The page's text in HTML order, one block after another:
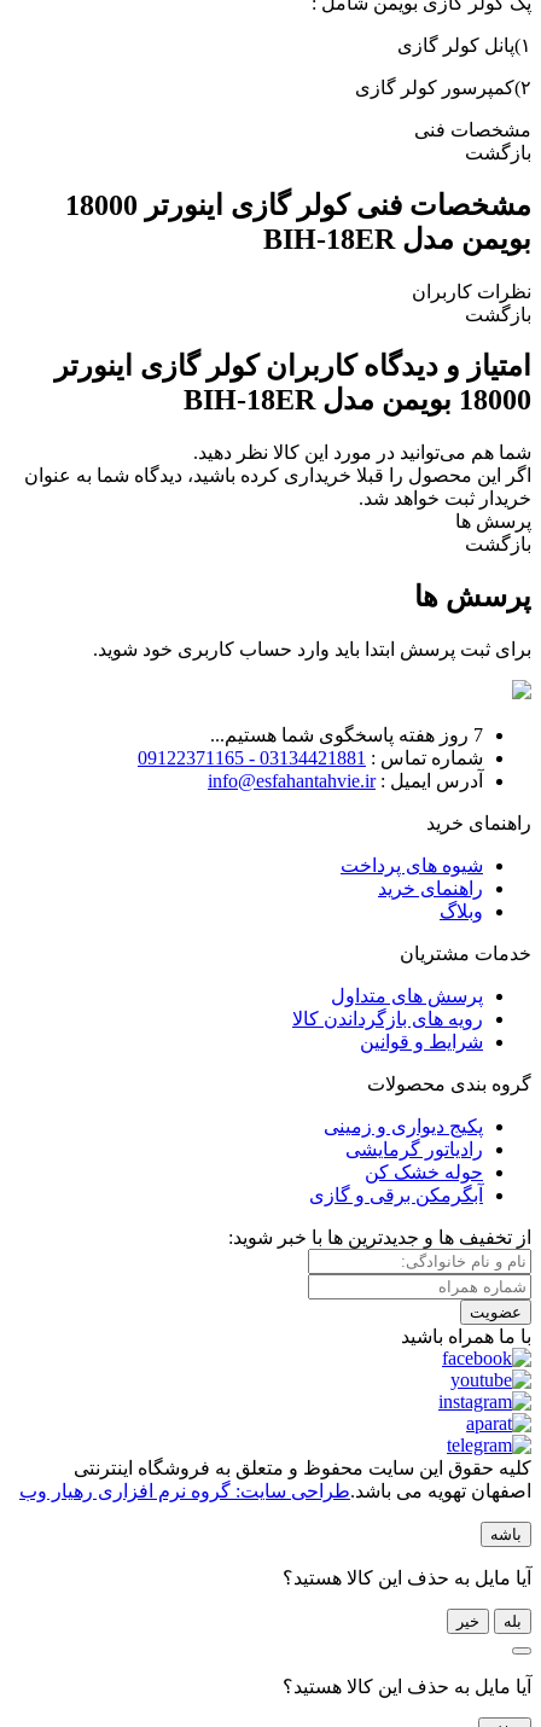
۱)پانل کولر گازی
۲)کمپرسور کولر گازی
مشخصات فنی
بازگشت
مشخصات فنی
کولر گازی اینورتر 18000
بویمن مدل BIH-18ER
نظرات کاربران
بازگشت
امتیاز و دیدگاه کاربرانکولر گازی اینورتر
18000 بویمن مدل BIH-18ER
شما هم می‌توانید در مورد این کالا نظر دهید.
اگر این محصول را قبلا خریداری کرده باشید، دیدگاه شما به عنوان
خریدار ثبت خواهد شد.
پرسش ها
بازگشت
پرسش ها
برای ثبت پرسش ابتدا باید وارد حساب کاربری خود شوید.
7 روز هفته پاسخگوی شما هستیم...
شماره تماس : 03134421881 - 09122371165
آدرس ایمیل :info@esfahantahvie.ir
راهنمای خرید
شیوه های پرداخت
راهنمای خرید
وبلاگ
خدمات مشتریان
پرسش های متداول
رویه های بازگرداندن کالا
شرایط و قوانین
گروه بندی محصولات
پکیج دیواری و زمینی
رادیاتور گرمایشی
حوله خشک کن
آبگرمکن برقی و گازی
از تخفیف ها و جدیدترین ها با خبر شوید:
عضویت
با ما همراه باشید
کلیه حقوق این سایت محفوظ و متعلق به فروشگاه اینترنتی
اصفهان تهویه می باشد.طراحی سایت: گروه نرم افزاری رهیار وب
باشه
آیا مایل به حذف این کالا هستید؟
بله خیر
آیا مایل به حذف این کالا هستید؟